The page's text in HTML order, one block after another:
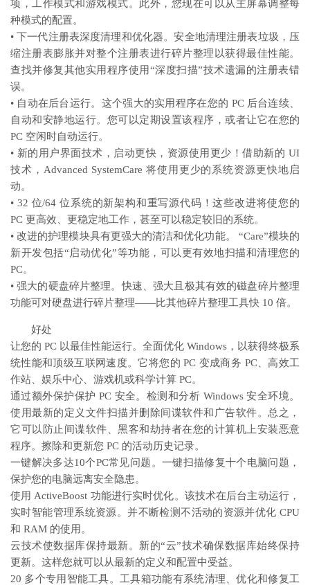
项，工作模式和游戏模式。此外，您现在可以从主屏幕调整每
种模式的配置。
• 下一代注册表深度清理和优化器。安全地清理注册表垃圾，压
缩注册表膨胀并对整个注册表进行碎片整理以获得最佳性能。
查找并修复其他实用程序使用“深度扫描”技术遗漏的注册表错
误。
• 自动在后台运行。这个强大的实用程序在您的 PC 后台连续、
自动和安静地运行。您可以定期设置该程序，或者让它在您的
PC 空闲时自动运行。
• 新的用户界面技术，启动更快，资源使用更少！借助新的 UI
技术，Advanced SystemCare 将使用更少的系统资源更快地启
动。
• 32 位/64 位系统的新架构和重写源代码！这些改进将使您的
PC 更高效、更稳定地工作，甚至可以稳定较旧的系统。
• 改进的护理模块具有更强大的清洁和优化功能。 “Care”模块的
新开发包括“启动优化”等功能，可以更有效地扫描和清理您的
PC。
• 强大的硬盘碎片整理。快速、强大且极其有效的磁盘碎片整理
功能可对硬盘进行碎片整理——比其他碎片整理工具快 10 倍。
好处
让您的 PC 以最佳性能运行。全面优化 Windows，以获得终极系
统性能和顶级互联网速度。它将您的 PC 变成商务 PC、高效工
作站、娱乐中心、游戏机或科学计算 PC。
通过额外保护保护 PC 安全。检测和分析 Windows 安全环境。
使用最新的定义文件扫描并删除间谍软件和广告软件。总之，
它可以防止间谍软件、黑客和劫持者在您的计算机上安装恶意
程序。擦除和更新您 PC 的活动历史记录。
一键解决多达10个PC常见问题。一键扫描修复十个电脑问题，
保护您的电脑远离安全隐患。
使用 ActiveBoost 功能进行实时优化。该技术在后台主动运行，
实时智能管理系统资源。并不断检测不活动的资源并优化 CPU
和 RAM 的使用。
云技术使数据库保持最新。新的“云”技术确保数据库始终保持
更新。这样您就可以从最新的定义和配置中受益。
20 多个专用智能工具。工具箱功能有系统清理、优化和修复工